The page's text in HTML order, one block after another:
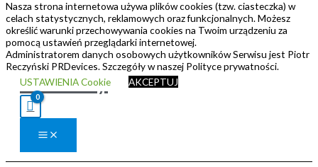
Przejdź do treści
PRDevices Design grawer
laserowy
Nasza strona internetowa używa plików cookies (tzw. ciasteczka) w
celach statystycznych, reklamowych oraz funkcjonalnych. Możesz
określić warunki przechowywania cookies na Twoim urządzeniu za
pomocą ustawień przeglądarki internetowej.
Administratorem danych osobowych użytkowników Serwisu jest Piotr
Reczyński PRDevices. Szczegóły w naszej Polityce prywatności.
USTAWIENIA Cookie
AKCEPTUJ